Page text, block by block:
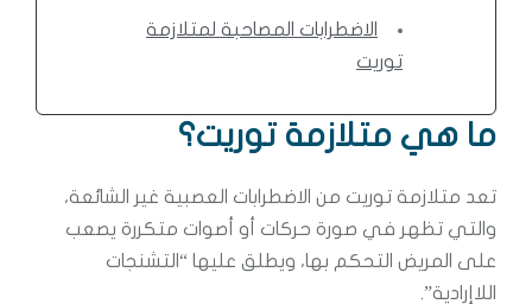
الاضطرابات المصاحبة لمتلازمة
توريت
ما هي متلازمة توريت؟
تعد متلازمة توريت من الاضطرابات العصبية غير الشائعة،
والتي تظهر في صورة حركات أو أصوات متكررة يصعب
على المريض التحكم بها، ويطلق عليها “التشنجات
اللاإرادية”.